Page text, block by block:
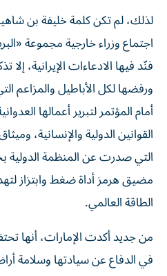
لذلك، لم تكن كلمة خليفة بن
اجتماع وزراء خارجية مجموعة
فنّد فيها الادعاءات الإيرانية، إلا
ورفضها لكل الأباطيل والمزاعم
أمام المؤتمر لتبرير أعمالها
القوانين الدولية والإنسانية،
التي صدرت عن المنظمة
مضيق هرمز أداة ضغط وابتزاز
الطاقة العالمي.
من جديد أكدت الإمارات، أنها
في الدفاع عن سيادتها وسلامة